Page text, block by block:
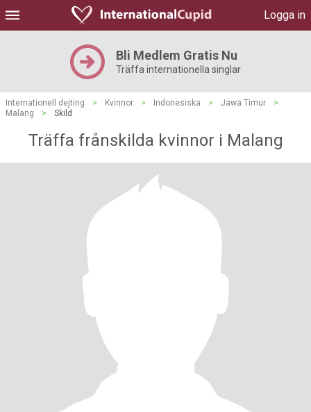
Logga in
Bli Medlem Gratis Nu
Träffa internationella singlar
Internationell dejting > Kvinnor > Indonesiska > Jawa Timur
>
Malang
> Skild
Träffa frånskilda kvinnor i Malang